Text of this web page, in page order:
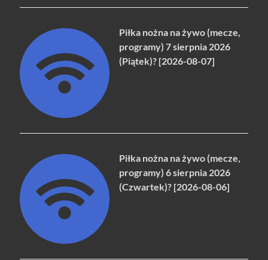
Piłka nożna na żywo (mecze,
programy) 7 sierpnia 2026
(Piątek)? [2026-08-07]
Piłka nożna na żywo (mecze,
programy) 6 sierpnia 2026
(Czwartek)? [2026-08-06]